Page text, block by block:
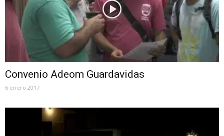
Convenio Adeom Guardavidas
6 enero 2017